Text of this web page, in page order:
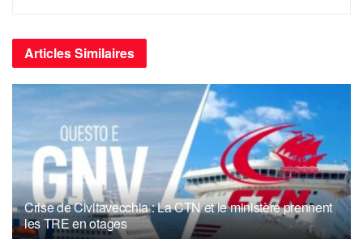
et a cédé en 2017 sa place de 1er fournisseur au profit de
l’Italie.
ArticlesSimilaires
Crise de Civitavecchia : La CTN et le ministère prennent
les TRE en otages